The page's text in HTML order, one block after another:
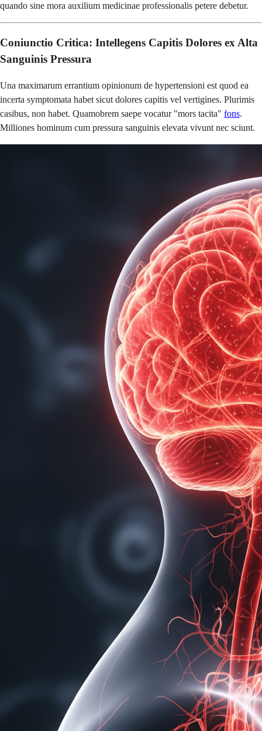
quando sine mora auxilium medicinae professionalis petere debetur.
Coniunctio Critica: Intellegens Capitis Dolores ex Alta
Sanguinis Pressura
Una maximarum errantium opinionum de hypertensioni est quod ea
incerta symptomata habet sicut dolores capitis vel vertigines. Plurimis
casibus, non habet. Quamobrem saepe vocatur "mors tacita" fons.
Milliones hominum cum pressura sanguinis elevata vivunt nec sciunt.